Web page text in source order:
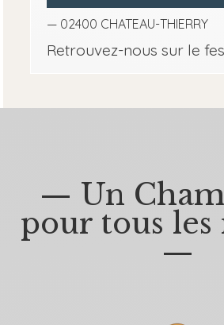
— 02400 CHATEAU-THIERRY
Retrouvez-nous sur le
— Un
pour tous les
—